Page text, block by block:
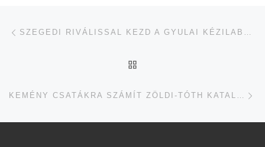
Navigálás a bejegyzések között SZEGEDI RIVÁLISSAL KEZD A GYULAI KÉZILABDACSAPAT
KEMÉNY CSATÁKRA SZÁMÍT ZÖLDI-TÓTH KATALIN